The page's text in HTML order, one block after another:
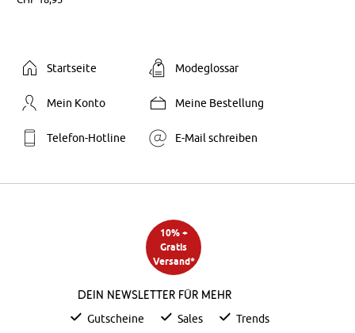
Startseite Modeglossar
Mein Konto Meine Bestellung
Telefon-Hotline E-Mail schreiben
10% +
Gratis
Versand*
Dein Newsletter für mehr
Gutscheine Sales Trends